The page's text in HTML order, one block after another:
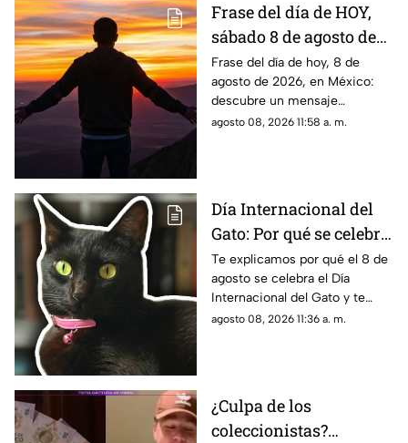
Frase del día de HOY,
sábado 8 de agosto de
2026: Mensajes para
reflexionar y compartir
Frase del día de hoy, 8 de
agosto de 2026, en México:
descubre un mensaje
inspirador para reflexionar y
agosto 08, 2026 11:58 a. m.
Día Internacional del
Gato: Por qué se celebra
el 8 de agosto y 5 ideas
para festejar a tu michi
Te explicamos por qué el 8 de
agosto se celebra el Día
Internacional del Gato y te
compartimos 5 ideas para
agosto 08, 2026 11:36 a. m.
¿Culpa de los
coleccionistas?